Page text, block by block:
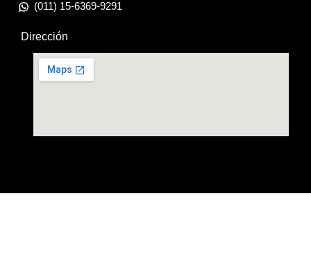
(011) 15-6369-9291
Dirección